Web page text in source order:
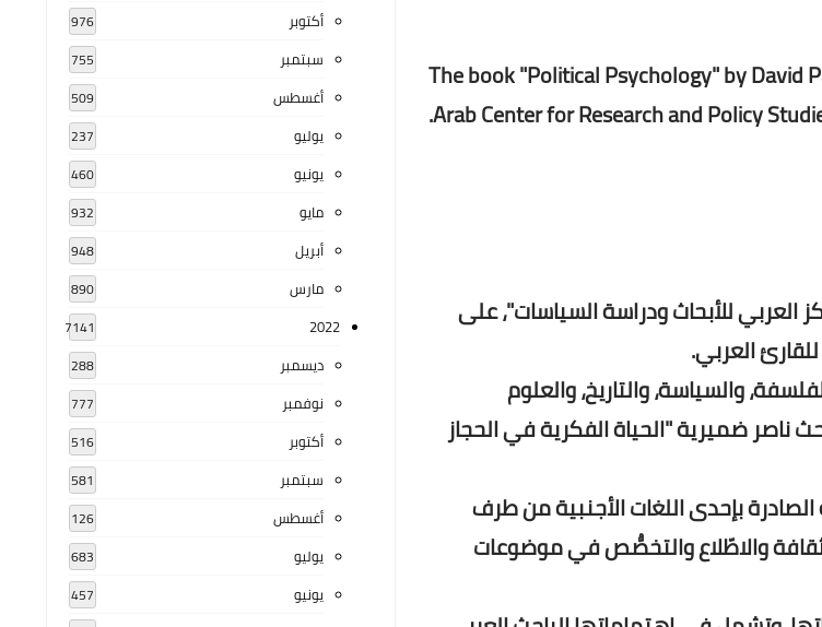
The book "Political Psychology" by David
Arab Center for Research and Policy
"المركز العربي للأبحاث ودراسة السياسات"، على
العربي.
والسياسة، والتاريخ، والعلوم
ناصر ضميرية "الحياة الفكرية في الحجاز
بإحدى اللغات الأجنبية من طرف
والاطّلاع والتخصُّص في موضوعات
أكتوبر 976
سبتمبر 755
أغسطس 509
يوليو 237
يونيو 460
مايو 932
أبريل 948
مارس 890
2022
7141
ديسمبر 288
نوفمبر 777
أكتوبر 516
سبتمبر 581
أغسطس 126
يوليو 683
يونيو 457